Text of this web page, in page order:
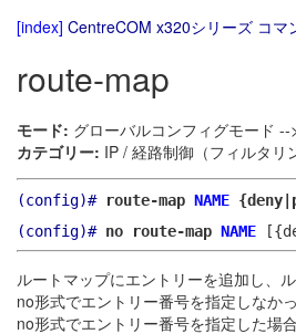
[index] CentreCOM x320シリーズ コマ
route-map
モード: グローバルコンフィグモード
カテゴリー: IP / 経路制御（フィルタリ
(config)# route-map NAME
(config)# no route-map NAME
ルートマップにエントリーを追加し、
no形式でエントリー番号を指定しなか
no形式でエントリー番号を指定した場